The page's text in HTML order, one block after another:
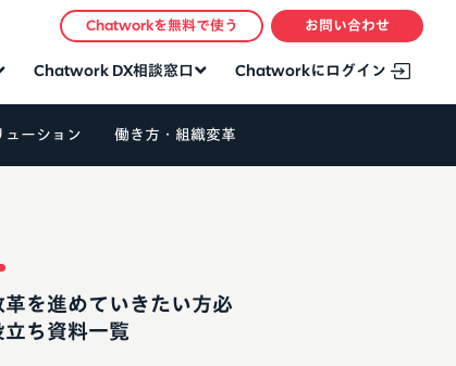
Chatwork DX相談窓口 Chatworkにログイン
Chatworkを無料で使う お問い合わせ
ューション 働き方・組織変革
革を進めていきたい方必
立ち資料一覧